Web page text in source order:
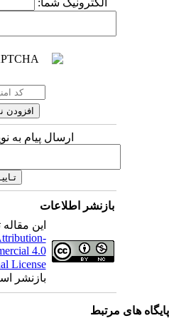
الکترونیک شما:
ارسال پیام به
بازنشر اطلاعات
این
Attribution-
4.0
License
بازنشر
های مرتبط